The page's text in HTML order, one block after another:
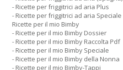
- Ricette per friggitrici ad aria Plus
- Ricette per friggitrici ad aria Speciale
Ricette per il mio Bimby
- Ricette per il mio Bimby Dossier
- Ricette per il mio Bimby Raccolta Pdf
- Ricette per il mio Bimby Speciale
- Ricette per il mio Bimby della Nonna
- Ricette per il mio Bimby-Tappi